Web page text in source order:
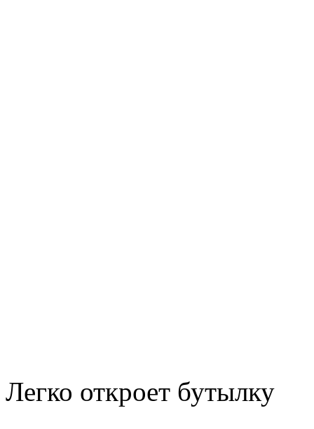
Легко откроет бутылку